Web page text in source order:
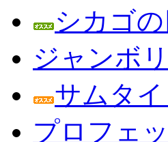
シカゴ
ジャンボ
サムタ
プロフェ